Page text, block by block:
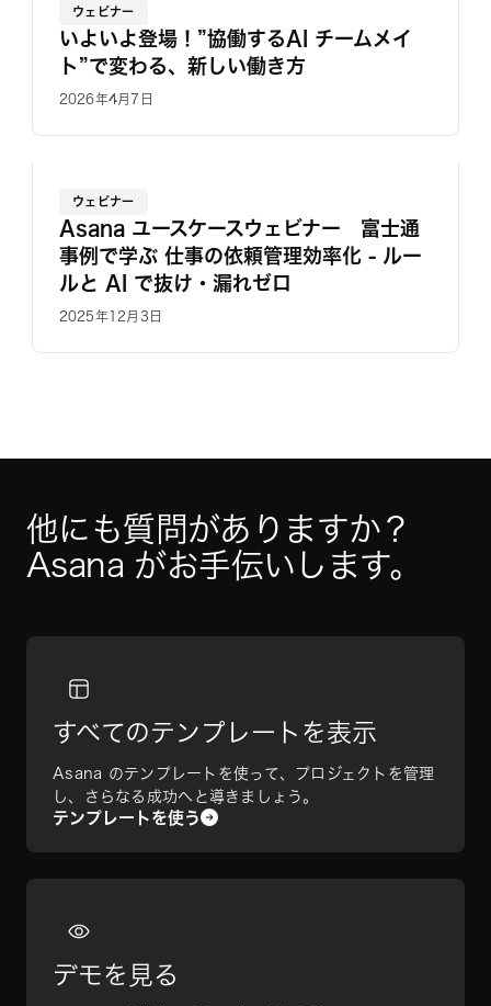
ウェビナー
いよいよ登場！”協働するAI チームメイ
ト”で変わる、新しい働き方
2026年4月7日
ウェビナー
Asana ユースケースウェビナー 富士通
事例で学ぶ 仕事の依頼管理効率化 - ルー
ルと AI で抜け・漏れゼロ
2025年12月3日
他にも質問がありますか？
Asana がお手伝いします。
すべてのテンプレートを表示
Asana のテンプレートを使って、プロジェクトを管理
し、さらなる成功へと導きましょう。
テンプレートを使う
デモを見る